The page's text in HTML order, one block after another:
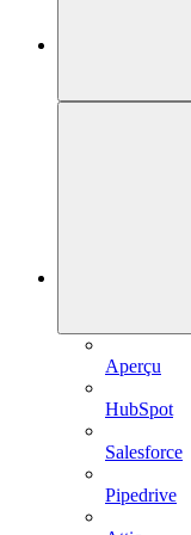
Aperçu
HubSpot
Salesforce
Pipedrive